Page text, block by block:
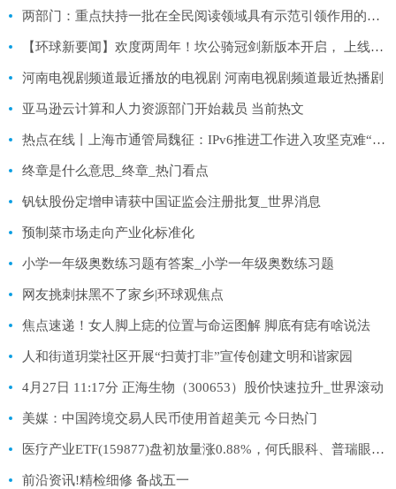
两部门：重点扶持一批在全民阅读领域具有示范引领作用的品牌实体书店做优做强
【环球新要闻】欢度两周年！坎公骑冠剑新版本开启， 上线即领免费120连抽
河南电视剧频道最近播放的电视剧 河南电视剧频道最近热播剧
亚马逊云计算和人力资源部门开始裁员 当前热文
热点在线丨上海市通管局魏征：IPv6推进工作进入攻坚克难“深水区”
终章是什么意思_终章_热门看点
钒钛股份定增申请获中国证监会注册批复_世界消息
预制菜市场走向产业化标准化
小学一年级奥数练习题有答案_小学一年级奥数练习题
网友挑刺抹黑不了家乡|环球观焦点
焦点速递！女人脚上痣的位置与命运图解 脚底有痣有啥说法
人和街道玥棠社区开展“扫黄打非”宣传创建文明和谐家园
4月27日 11:17分 正海生物（300653）股价快速拉升_世界滚动
美媒：中国跨境交易人民币使用首超美元 今日热门
医疗产业ETF(159877)盘初放量涨0.88%，何氏眼科、普瑞眼科、康泰医学、理邦仪器涨幅居前_全球微动态
前沿资讯!精检细修 备战五一